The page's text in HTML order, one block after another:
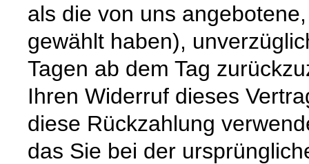
als die von uns
gewählt haben),
Tagen ab dem Tag
Ihren Widerruf dieses
diese Rückzahlung
das Sie bei der